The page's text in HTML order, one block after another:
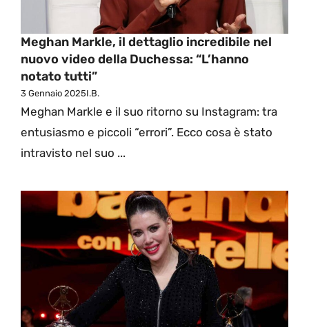
Meghan Markle, il dettaglio incredibile nel
nuovo video della Duchessa: “L’hanno
notato tutti”
3 Gennaio 2025I.B.
Meghan Markle e il suo ritorno su Instagram: tra
entusiasmo e piccoli “errori”. Ecco cosa è stato
intravisto nel suo ...